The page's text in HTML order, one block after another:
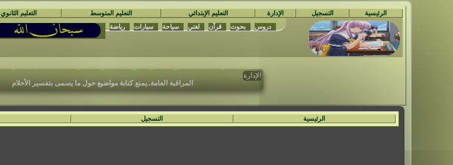
الرئيسية التسجيل الإدارة التعليم الإبتدائي التعليم المتوسط التعليم الثانوي
دروس بحوث قرآن لغتي سياحة سيارات
رياضة
الإدارة
مُنْتَدَيَات السَّفِير الْمُجِدّ التَّعْلِيمِيَّة
المراقبة العامة..يمنع كتابة مواضيع حول ما يسمى بتفسير الأحلام
الرئيسية التسجيل